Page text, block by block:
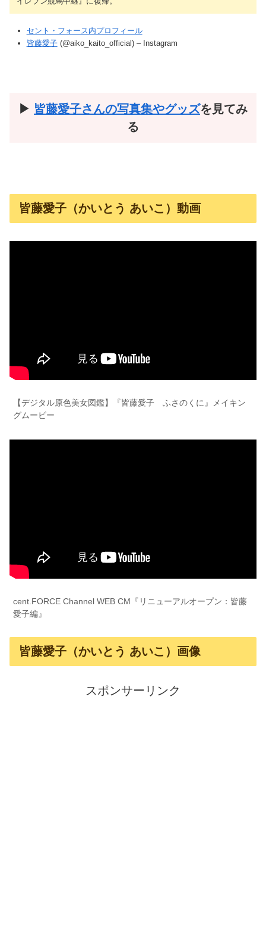
セント・フォース内プロフィール
皆藤愛子(@aiko_kaito_official) – Instagram
▶︎ 皆藤愛子さんの写真集やグッズを見てみ
る
皆藤愛子（かいとう あいこ）動画
【デジタル原色美女図鑑】『皆藤愛子 ふさのくに』メイキン
グムービー
cent.FORCE Channel WEB CM『リニューアルオープン：皆藤
愛子編』
皆藤愛子（かいとう あいこ）画像
スポンサーリンク